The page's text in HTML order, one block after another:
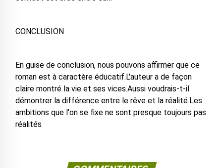
CONCLUSION
En guise de conclusion, nous pouvons affirmer que ce
roman est à caractère éducatif.L'auteur a de façon
claire montré la vie et ses vices.Aussi voudrais-t-il
démontrer la différence entre le rêve et la réalité.Les
ambitions que l'on se fixe ne sont presque toujours pas
réalités